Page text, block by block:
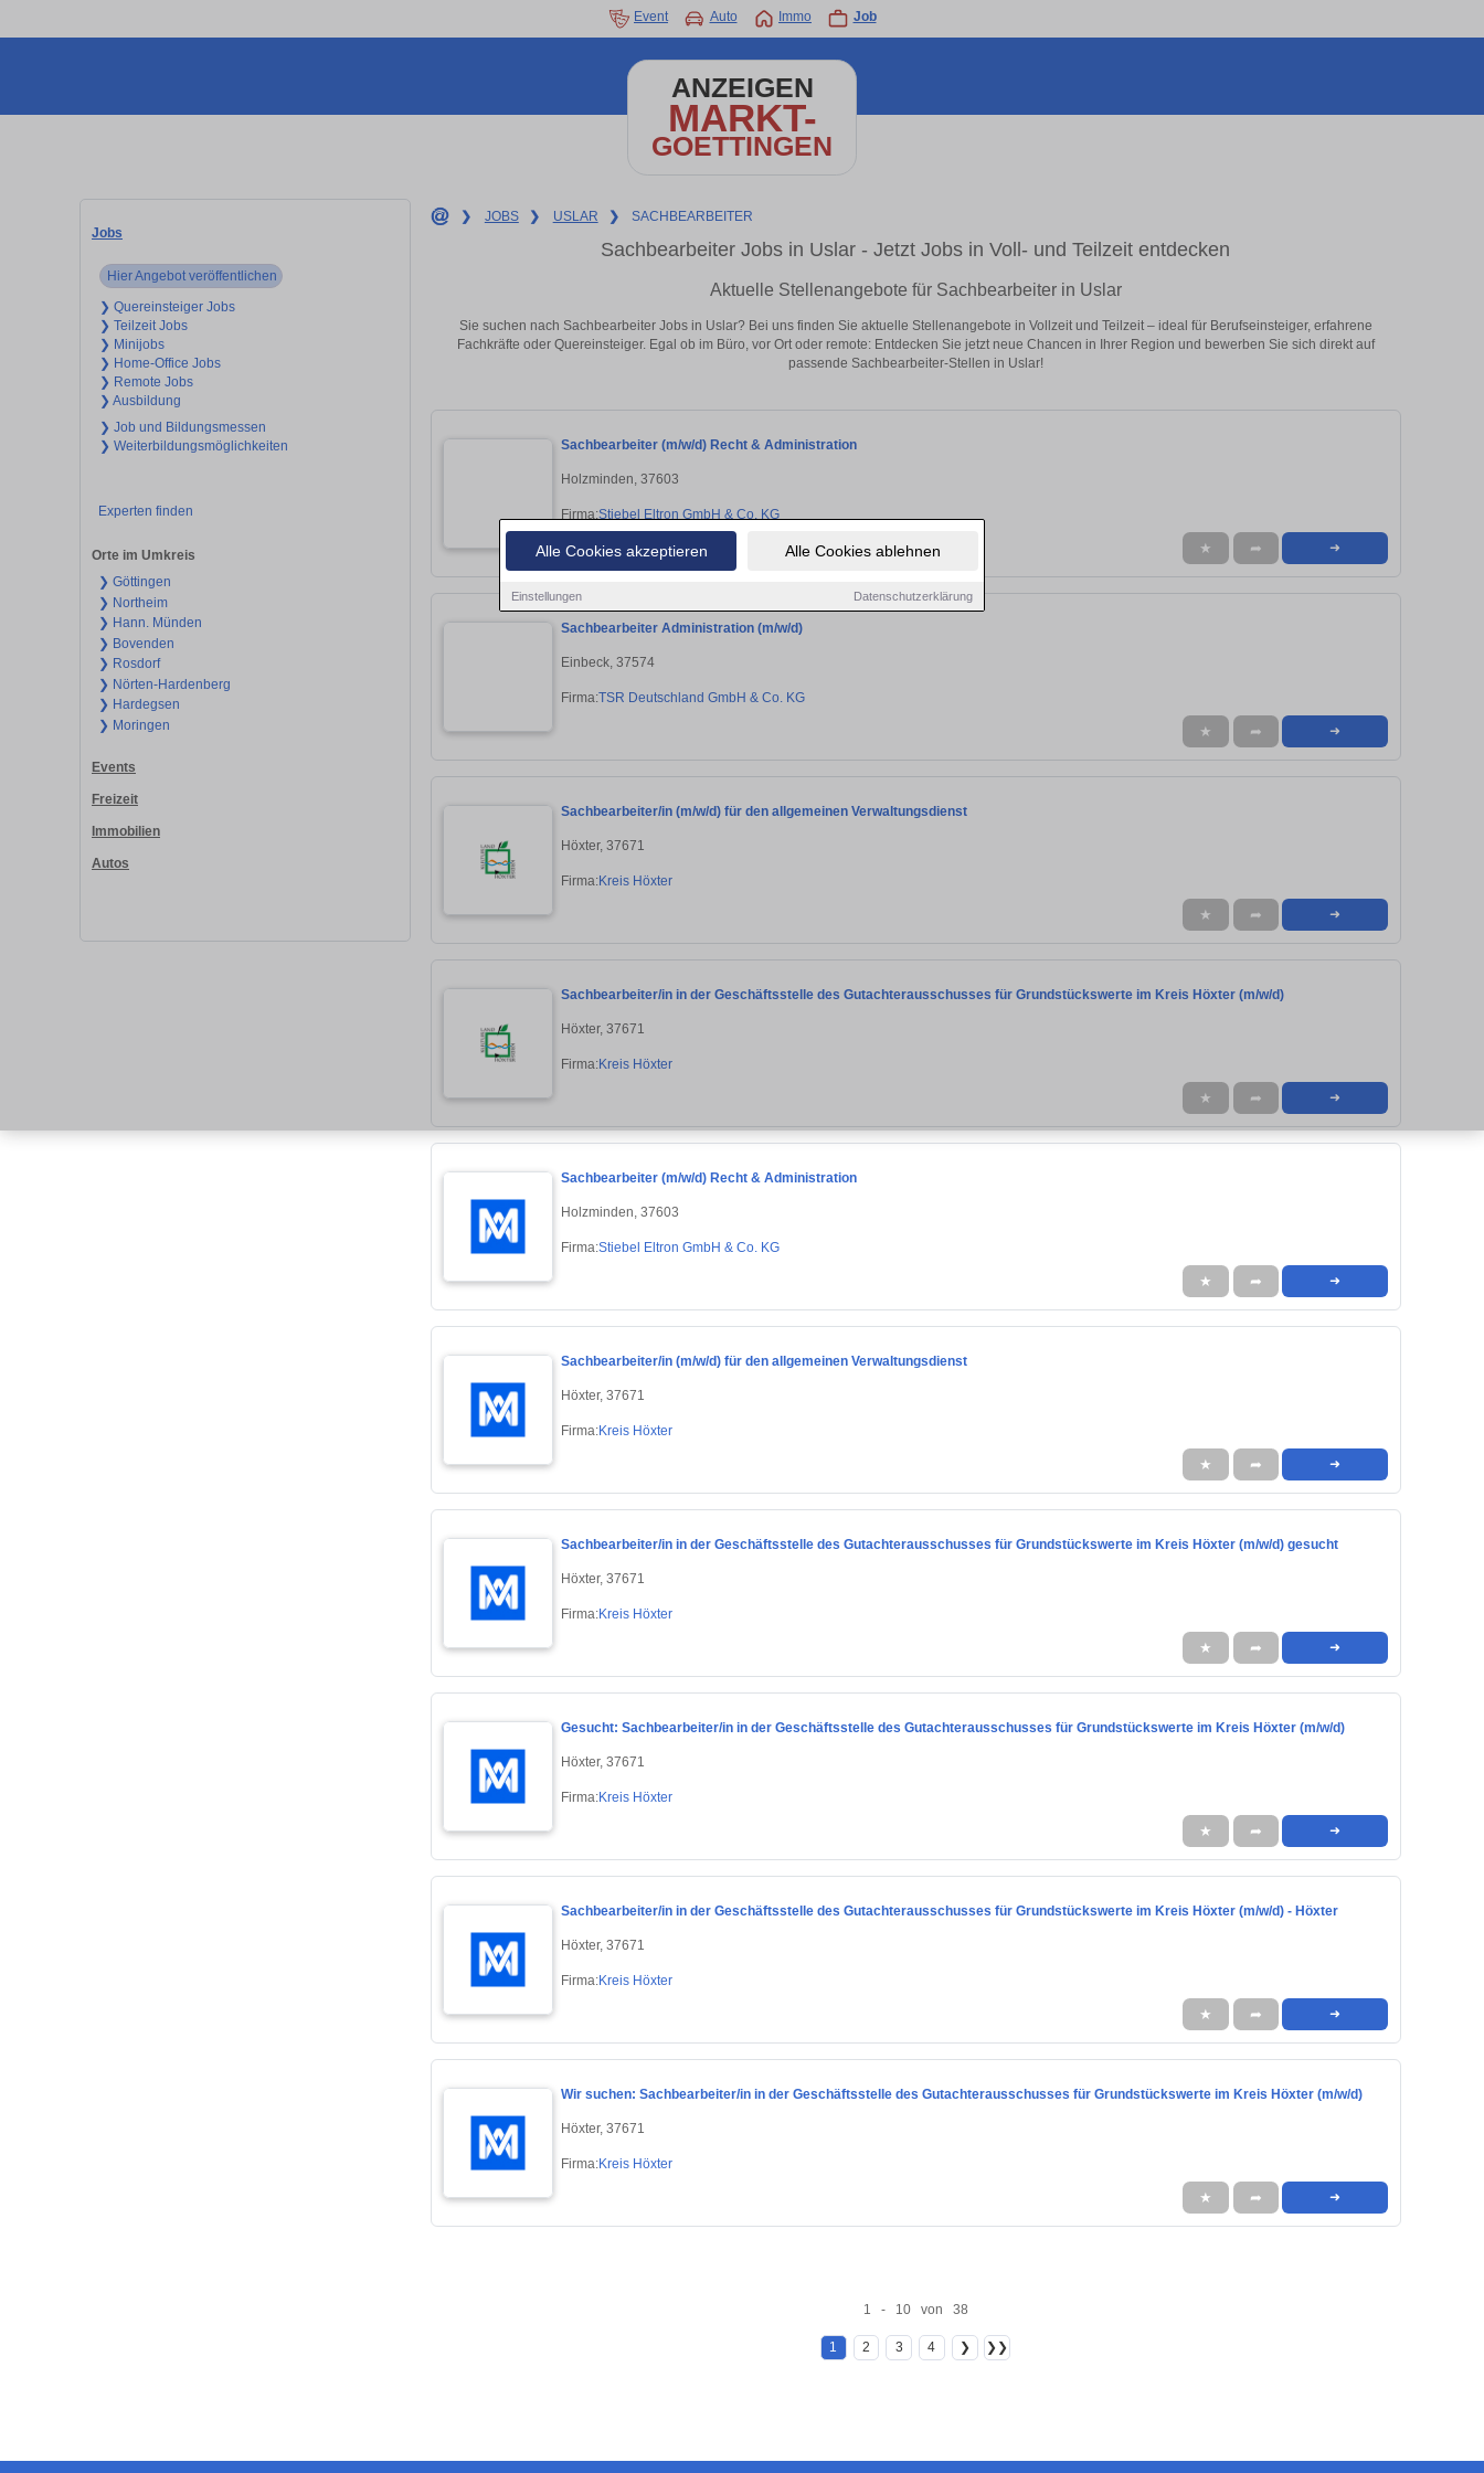
Alle Cookies akzeptieren Alle Cookies ablehnen
Einstellungen Datenschutzerklärung
Event Auto Immo Job
ANZEIGEN
MARKT-
GOETTINGEN
Jobs
Hier Angebot veröffentlichen
❯ Quereinsteiger Jobs
❯ Teilzeit Jobs
❯ Minijobs
❯ Home-Office Jobs
❯ Remote Jobs
❯ Ausbildung
❯ Job und Bildungsmessen
❯ Weiterbildungsmöglichkeiten
Experten finden
Orte im Umkreis
❯ Göttingen
❯ Northeim
❯ Hann. Münden
❯ Bovenden
❯ Rosdorf
❯ Nörten-Hardenberg
❯ Hardegsen
❯ Moringen
Events
Freizeit
Immobilien
Autos
❯ JOBS ❯ USLAR ❯ SACHBEARBEITER
Sachbearbeiter Jobs in Uslar - Jetzt Jobs in Voll- und Teilzeit entdecken
Aktuelle Stellenangebote für Sachbearbeiter in Uslar
Sie suchen nach Sachbearbeiter Jobs in Uslar? Bei uns finden Sie aktuelle Stellenangebote in Vollzeit und Teilzeit – ideal für Berufseinsteiger, erfahrene
Fachkräfte oder Quereinsteiger. Egal ob im Büro, vor Ort oder remote: Entdecken Sie jetzt neue Chancen in Ihrer Region und bewerben Sie sich direkt auf
passende Sachbearbeiter-Stellen in Uslar!
Sachbearbeiter (m/w/d) Recht & Administration
Holzminden, 37603
Firma:Stiebel Eltron GmbH & Co. KG
★ ➦ ➜
Sachbearbeiter Administration (m/w/d)
Einbeck, 37574
Firma:TSR Deutschland GmbH & Co. KG
★ ➦ ➜
Sachbearbeiter/in (m/w/d) für den allgemeinen Verwaltungsdienst
Höxter, 37671
Firma:Kreis Höxter
★ ➦ ➜
Sachbearbeiter/in in der Geschäftsstelle des Gutachterausschusses für Grundstückswerte im Kreis Höxter (m/w/d)
Höxter, 37671
Firma:Kreis Höxter
★ ➦ ➜
Sachbearbeiter (m/w/d) Recht & Administration
Holzminden, 37603
Firma:Stiebel Eltron GmbH & Co. KG
★ ➦ ➜
Sachbearbeiter/in (m/w/d) für den allgemeinen Verwaltungsdienst
Höxter, 37671
Firma:Kreis Höxter
★ ➦ ➜
Sachbearbeiter/in in der Geschäftsstelle des Gutachterausschusses für Grundstückswerte im Kreis Höxter (m/w/d) gesucht
Höxter, 37671
Firma:Kreis Höxter
★ ➦ ➜
Gesucht: Sachbearbeiter/in in der Geschäftsstelle des Gutachterausschusses für Grundstückswerte im Kreis Höxter (m/w/d)
Höxter, 37671
Firma:Kreis Höxter
★ ➦ ➜
Sachbearbeiter/in in der Geschäftsstelle des Gutachterausschusses für Grundstückswerte im Kreis Höxter (m/w/d) - Höxter
Höxter, 37671
Firma:Kreis Höxter
★ ➦ ➜
Wir suchen: Sachbearbeiter/in in der Geschäftsstelle des Gutachterausschusses für Grundstückswerte im Kreis Höxter (m/w/d)
Höxter, 37671
Firma:Kreis Höxter
★ ➦ ➜
1 - 10 von 38
1 2 3 4 ❯ ❯❯